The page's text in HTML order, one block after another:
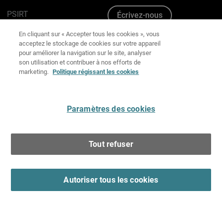
PSIRT
Avis sur les cookies
Politique de confidentialité
Charte Graphique
Écrivez-nous
Tous droits réservés.Terms of Use >
En cliquant sur « Accepter tous les cookies », vous
acceptez le stockage de cookies sur votre appareil
pour améliorer la navigation sur le site, analyser
son utilisation et contribuer à nos efforts de
marketing.
Politique régissant les cookies
Paramètres des cookies
Tout refuser
Autoriser tous les cookies